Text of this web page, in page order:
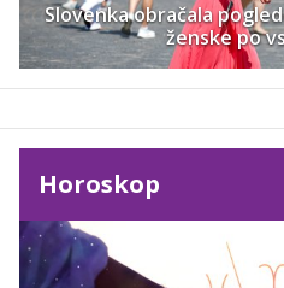
Slovenka obračala
ženske po
Horoskop